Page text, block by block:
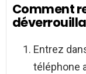
Comment
Entrez
téléphone